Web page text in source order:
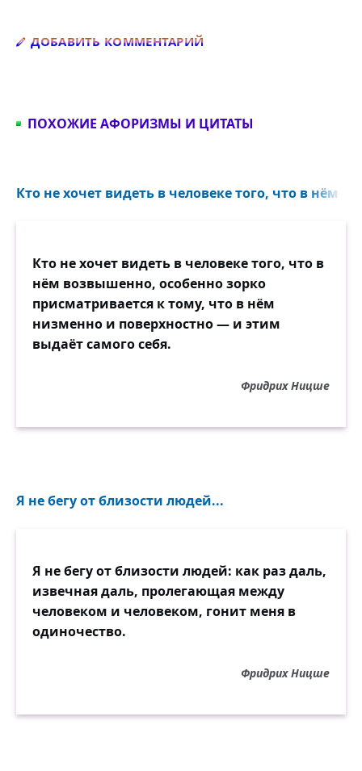
ДОБАВИТЬ КОММЕНТАРИЙ
ПОХОЖИЕ АФОРИЗМЫ И ЦИТАТЫ
Кто не хочет видеть в человеке того, что в нём
Кто не хочет видеть в человеке того, что в
нём возвышенно, особенно зорко
присматривается к тому, что в нём
низменно и поверхностно — и этим
выдаёт самого себя.
Фридрих Ницше
Я не бегу от близости людей...
Я не бегу от близости людей: как раз даль,
извечная даль, пролегающая между
человеком и человеком, гонит меня в
одиночество.
Фридрих Ницше